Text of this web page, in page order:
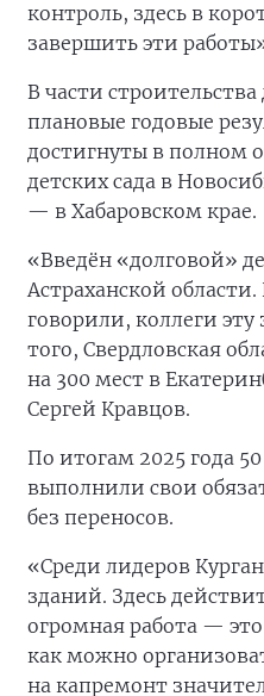
контроль, здесь в
завершить эти
В части строительства
плановые годовые
достигнуты в полном
детских сада в
— в Хабаровском крае.
«Введён «долговой»
Астраханской
говорили, коллеги
того, Свердловская
на 300 мест в
Сергей Кравцов.
По итогам 2025 года
выполнили свои
без переносов.
«Среди лидеров
зданий. Здесь
огромная работа —
как можно
на капремонт